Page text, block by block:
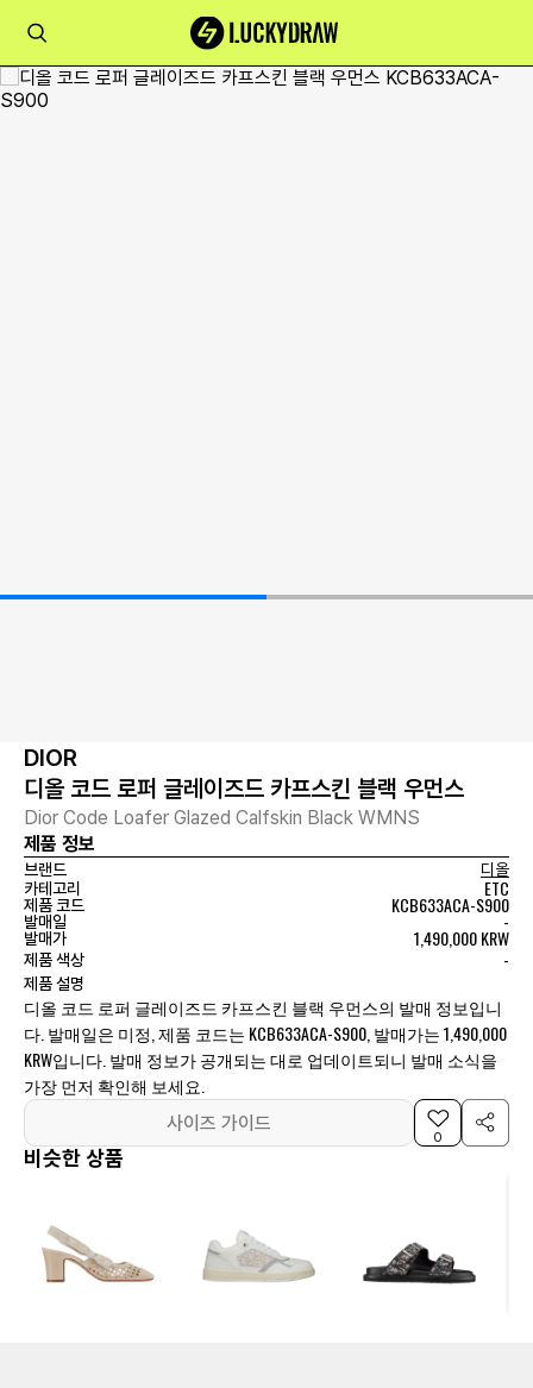
DIOR
디올 코드 로퍼 글레이즈드 카프스킨 블랙 우먼스
Dior Code Loafer Glazed Calfskin Black WMNS
제품 정보
브랜드
디올
카테고리
ETC
제품 코드 KCB633ACA-S900
발매일 -
발매가 1,490,000 KRW
제품 색상 -
제품 설명
디올 코드 로퍼 글레이즈드 카프스킨 블랙 우먼스의 발매 정보입니
다. 발매일은 미정, 제품 코드는 KCB633ACA-S900, 발매가는 1,490,000
KRW입니다. 발매 정보가 공개되는 대로 업데이트되니 발매 소식을
가장 먼저 확인해 보세요.
사이즈 가이드
0
비슷한 상품